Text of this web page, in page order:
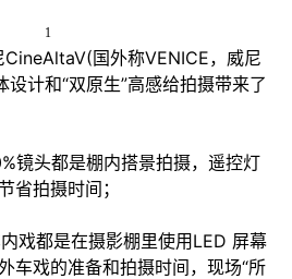
1
CineAltaV(国外称VENICE，威尼
计和“双原生”高感给拍摄带来了
镜头都是棚内搭景拍摄，遥控灯
省拍摄时间；
戏都是在摄影棚里使用LED 屏幕
车戏的准备和拍摄时间，现场“所